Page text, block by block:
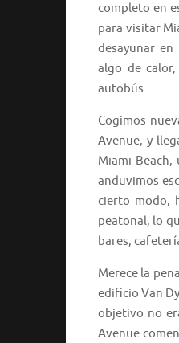
completo en
para visitar
desayunar
algo de
autobús.
Cogimos
Avenue, y
Miami Beach,
anduvimos
cierto modo,
peatonal, lo
bares,
Merece la
edificio Van
objetivo no
Avenue